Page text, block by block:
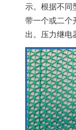
示。根据不同
带一个或二个
出。压力继电